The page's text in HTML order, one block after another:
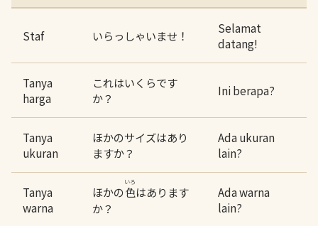
Staf いらっしゃいませ！
Selamat
datang!
Tanya
harga
これはいくらです
か？
Ini berapa?
Tanya
ukuran
ほかのサイズはあり
ますか？
Ada ukuran
lain?
Tanya
warna
ほかの色
いろ
はあります
か？
Ada warna
lain?